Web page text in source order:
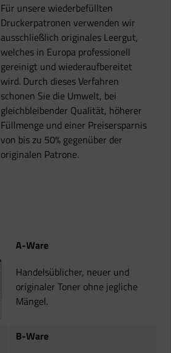
Für unsere wiederbefüllten
Druckerpatronen verwenden wir
ausschließlich originales Leergut,
welches in Europa professionell
gereinigt und wiederaufbereitet
wird. Durch dieses Verfahren
schonen Sie die Umwelt, bei
gleichbleibender Qualität, höherer
Füllmenge und einer Preisersparnis
von bis zu 50% gegenüber der
originalen Patrone.
A-Ware
Handelsüblicher, neuer und
originaler Toner ohne jegliche
Mängel.
B-Ware